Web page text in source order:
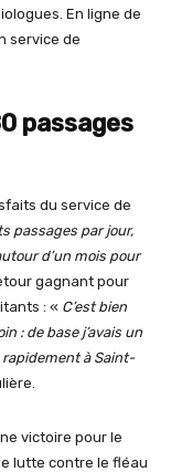
En ligne de
service de
passages
du service de
passages par jour,
d’un mois pour
gagnant pour
: « C’est bien
: de base j’avais un
rapidement à Saint-
victoire pour le
lutte contre le fléau